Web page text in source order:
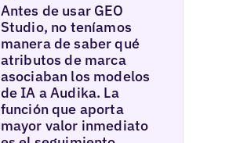
Antes de usar GEO
Studio, no teníamos
manera de saber qué
atributos de marca
asociaban los modelos
de IA a Audika. La
función que aporta
mayor valor inmediato